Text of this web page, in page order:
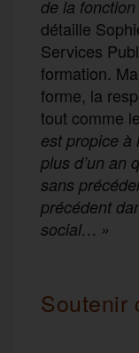
de la
détaille
Services
formation.
forme, la
tout comme
est propice à
plus d’un an
sans
précédent
social… »
Soutenir